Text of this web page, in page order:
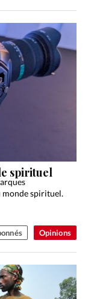
Opinions
spirituel
monde spirituel.